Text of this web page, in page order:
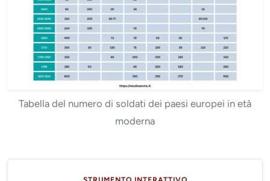
Tabella del numero di soldati dei paesi europei in età
moderna